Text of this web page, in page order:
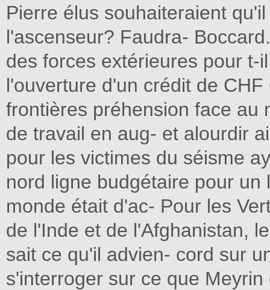
Pierre élus souhaiteraient
l'ascenseur? Faudra-
des forces extérieures pour
l'ouverture d'un crédit de
frontières préhension face au
de travail en aug- et alourdir
pour les victimes du séisme
nord ligne budgétaire pour
monde était d'ac- Pour les
de l'Inde et de l'Afghanistan,
sait ce qu'il advien- cord sur
s'interroger sur ce que